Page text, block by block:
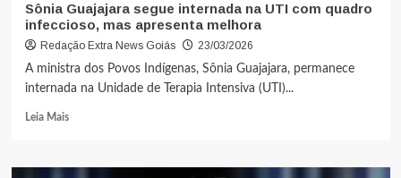
Sônia Guajajara segue internada na UTI com quadro
infeccioso, mas apresenta melhora
Redação Extra News Goiás
23/03/2026
A ministra dos Povos Indígenas, Sônia Guajajara, permanece
internada na Unidade de Terapia Intensiva (UTI)...
Leia Mais